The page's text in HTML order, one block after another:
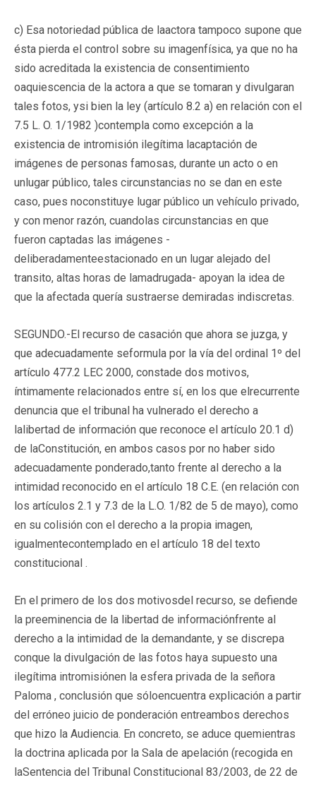
c) Esa notoriedad pública de laactora tampoco supone que
ésta pierda el control sobre su imagenfísica, ya que no ha
sido acreditada la existencia de consentimiento
oaquiescencia de la actora a que se tomaran y divulgaran
tales fotos, ysi bien la ley (artículo 8.2 a) en relación con el
7.5 L. O. 1/1982 )contempla como excepción a la
existencia de intromisión ilegítima lacaptación de
imágenes de personas famosas, durante un acto o en
unlugar público, tales circunstancias no se dan en este
caso, pues noconstituye lugar público un vehículo privado,
y con menor razón, cuandolas circunstancias en que
fueron captadas las imágenes -
deliberadamenteestacionado en un lugar alejado del
transito, altas horas de lamadrugada- apoyan la idea de
que la afectada quería sustraerse demiradas indiscretas.
SEGUNDO.-El recurso de casación que ahora se juzga, y
que adecuadamente seformula por la vía del ordinal 1º del
artículo 477.2 LEC 2000, constade dos motivos,
íntimamente relacionados entre sí, en los que elrecurrente
denuncia que el tribunal ha vulnerado el derecho a
lalibertad de información que reconoce el artículo 20.1 d)
de laConstitución, en ambos casos por no haber sido
adecuadamente ponderado,tanto frente al derecho a la
intimidad reconocido en el artículo 18 C.E. (en relación con
los artículos 2.1 y 7.3 de la L.O. 1/82 de 5 de mayo), como
en su colisión con el derecho a la propia imagen,
igualmentecontemplado en el artículo 18 del texto
constitucional .
En el primero de los dos motivosdel recurso, se defiende
la preeminencia de la libertad de informaciónfrente al
derecho a la intimidad de la demandante, y se discrepa
conque la divulgación de las fotos haya supuesto una
ilegítima intromisiónen la esfera privada de la señora
Paloma , conclusión que sóloencuentra explicación a partir
del erróneo juicio de ponderación entreambos derechos
que hizo la Audiencia. En concreto, se aduce quemientras
la doctrina aplicada por la Sala de apelación (recogida en
laSentencia del Tribunal Constitucional 83/2003, de 22 de